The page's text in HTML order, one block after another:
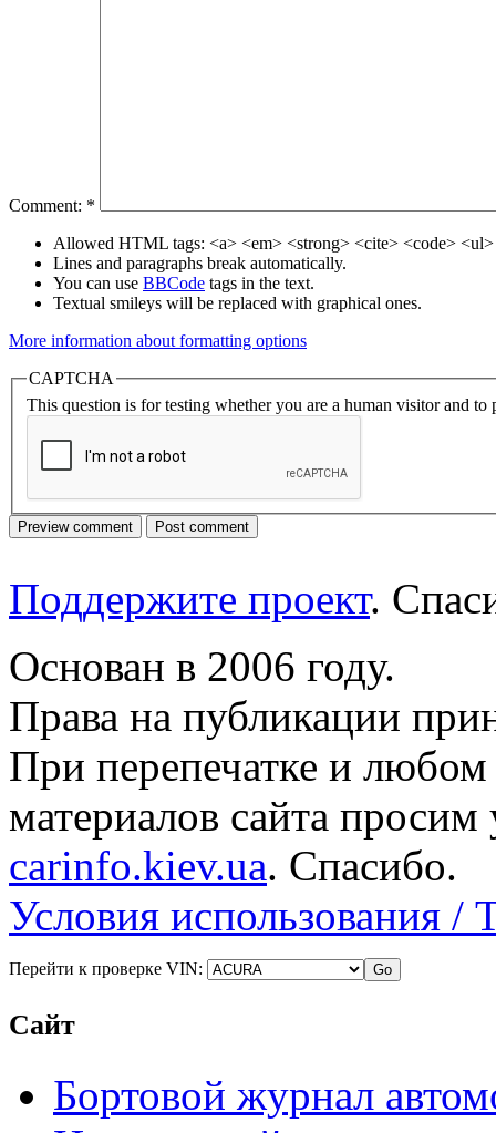
Comment: *
Allowed HTML tags: <a> <em> <strong> <cite> <code>
Lines and paragraphs break automatically.
You can use BBCode tags in the text.
Textual smileys will be replaced with graphical ones.
More information about formatting options
CAPTCHA
This question is for testing whether you are a human visitor and to
Поддержите проект.
Основан в 2006 году.
Права на публикации
При перепечатке и
материалов сайта просим
carinfo.kiev.ua. Спасибо.
Условия использования /
Перейти к проверке VIN:
Сайт
Бортовой журнал